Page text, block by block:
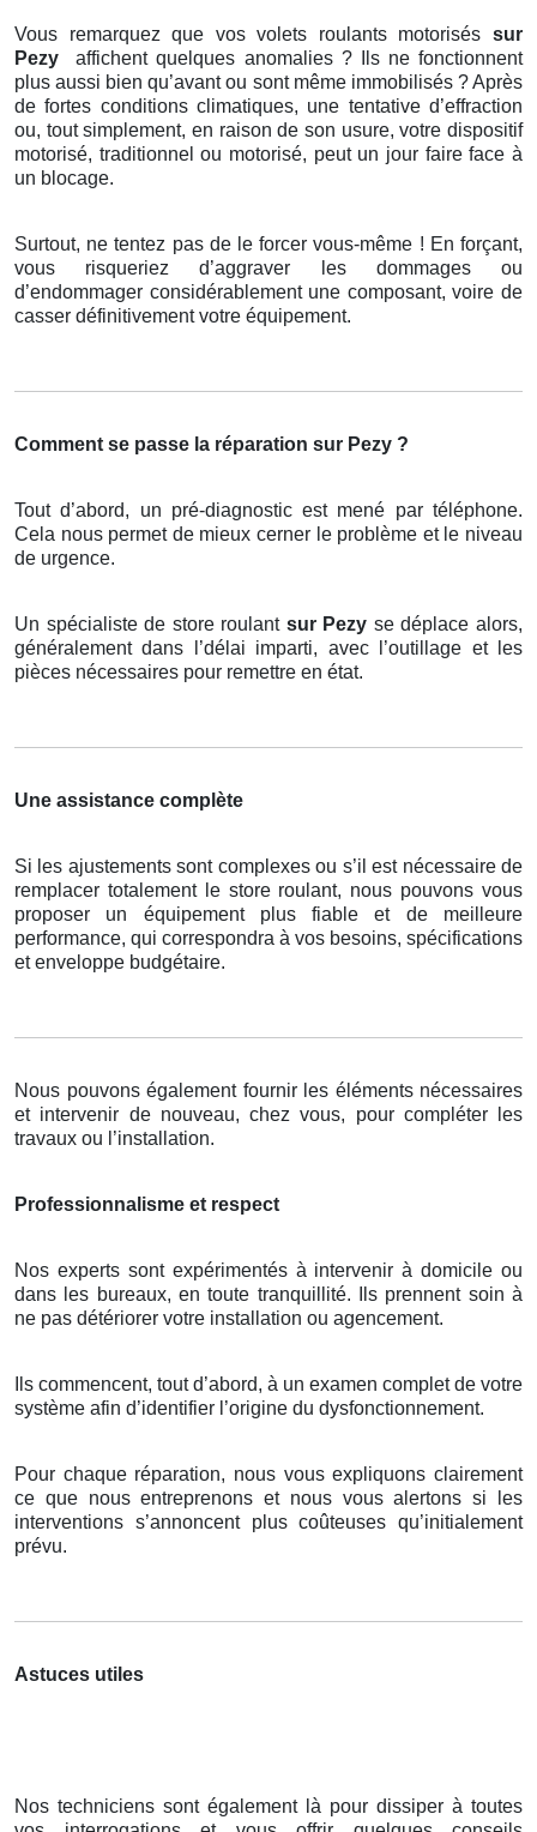
Vous remarquez que vos volets roulants motorisés sur
Pezy
affichent quelques anomalies ? Ils ne fonctionnent
plus aussi bien qu’avant ou sont même immobilisés ? Après
de fortes conditions climatiques, une tentative d’effraction
ou, tout simplement, en raison de son usure, votre dispositif
motorisé, traditionnel ou motorisé, peut un jour faire face à
un blocage.
Surtout, ne tentez pas de le forcer vous-même ! En forçant,
vous risqueriez d’aggraver les dommages ou
d’endommager considérablement une composant, voire de
casser définitivement votre équipement.
Comment se passe la réparation sur Pezy ?
Tout d’abord, un pré-diagnostic est mené par téléphone.
Cela nous permet de mieux cerner le problème et le niveau
de urgence.
Un spécialiste de store roulant sur Pezy se déplace alors,
généralement dans l’délai imparti, avec l’outillage et les
pièces nécessaires pour remettre en état.
Une assistance complète
Si les ajustements sont complexes ou s’il est nécessaire de
remplacer totalement le store roulant, nous pouvons vous
proposer un équipement plus fiable et de meilleure
performance, qui correspondra à vos besoins, spécifications
et enveloppe budgétaire.
Nous pouvons également fournir les éléments nécessaires
et intervenir de nouveau, chez vous, pour compléter les
travaux ou l’installation.
Professionnalisme et respect
Nos experts sont expérimentés à intervenir à domicile ou
dans les bureaux, en toute tranquillité. Ils prennent soin à
ne pas détériorer votre installation ou agencement.
Ils commencent, tout d’abord, à un examen complet de votre
système afin d’identifier l’origine du dysfonctionnement.
Pour chaque réparation, nous vous expliquons clairement
ce que nous entreprenons et nous vous alertons si les
interventions s’annoncent plus coûteuses qu’initialement
prévu.
Astuces utiles
Nos techniciens sont également là pour dissiper à toutes